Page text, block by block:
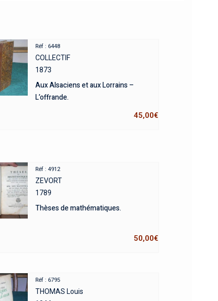
Réf : 6448
COLLECTIF
1873
Aux Alsaciens et aux Lorrains –
L’offrande.
45,00€
Réf : 4912
ZEVORT
1789
Thèses de mathématiques.
50,00€
Réf : 6795
THOMAS Louis